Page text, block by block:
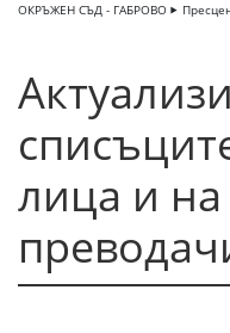
ОКРЪЖЕН СЪД - ГАБРОВО
лица и